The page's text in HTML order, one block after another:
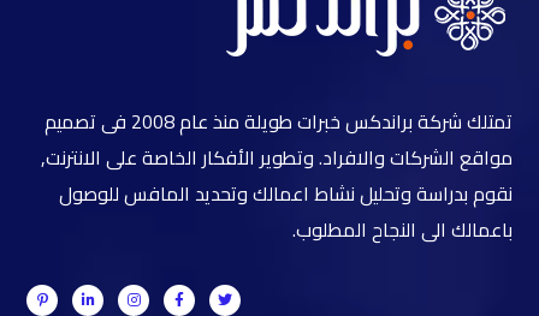
تمتلك شركة براندكس خبرات طويلة منذ عام 2008 فى تصميم
مواقع الشركات والافراد. وتطوير الأفكار الخاصة على الانترنت,
نقوم بدراسة وتحليل نشاط اعمالك وتحديد المافس للوصول
باعمالك الى النجاح المطلوب.